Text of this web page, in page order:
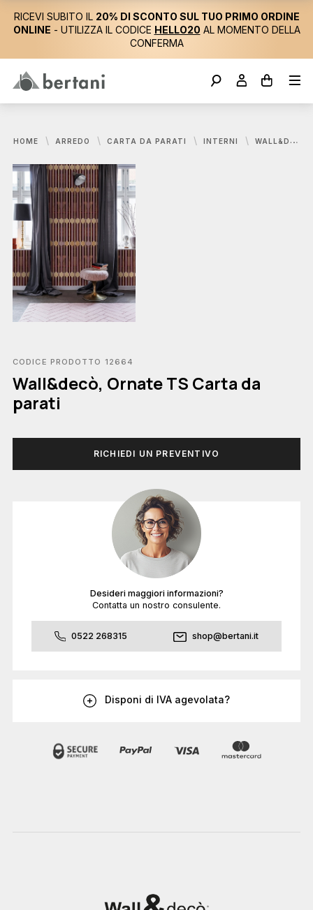
RICEVI SUBITO IL 20% DI SCONTO SUL TUO PRIMO ORDINE
ONLINE - UTILIZZA IL CODICE HELLO20 AL MOMENTO DELLA
CONFERMA
HOME ARREDO CARTA DA PARATI INTERNI WALL&DECÒ, ORNATE TS CARTA DA PARATI
CODICE PRODOTTO 12664
Wall&decò, Ornate TS Carta da
parati
RICHIEDI UN PREVENTIVO
Desideri maggiori informazioni?
Contatta un nostro consulente.
0522 268315 shop@bertani.it
Disponi di IVA agevolata?